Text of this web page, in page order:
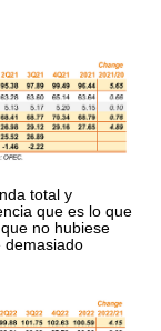
total y
que es lo que
no hubiese
demasiado